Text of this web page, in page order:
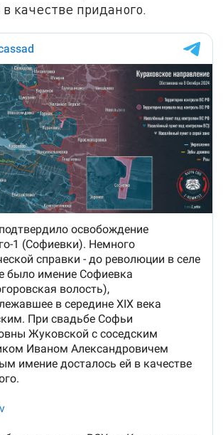
качестве приданого.